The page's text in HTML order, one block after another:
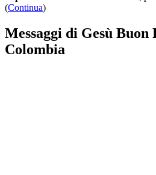
(Continua)
Messaggi di Gesù Buon
Colombia